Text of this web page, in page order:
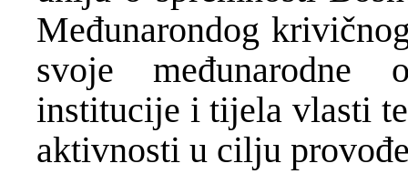
Međunarondog
svoje međunarodne
institucije i tijela vlasti
aktivnosti u cilju